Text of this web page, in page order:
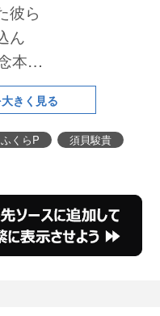
彼ら
ん
本
ルブ
が、1
秘
の
が語
きく見る
ふくらP
須貝駿貴